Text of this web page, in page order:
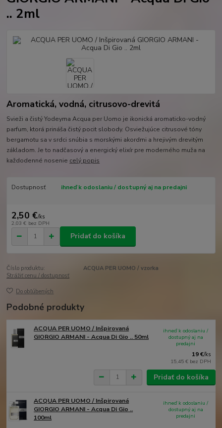
.. 2ml
Aromatická, vodná, citrusovo-drevitá
Svieži a čistý Yodeyma Acqua per Uomo je ikonická aromaticko-vodný
parfum, ktorá prináša čistý pocit slobody. Osviežujúce citrusové tóny
bergamotu sa v srdci snúbia s morskými akordmi a hrejivým drevitým
základom. Je to nadčasový a energický elixír pre moderného muža na
každodenné nosenie celý popis
Dostupnosť ihneď k odoslaniu / dostupný aj na predajni
2,50 €/ks
2,03 € bez DPH
Pridať do košíka
Číslo produktu:
ACQUA PER UOMO / vzorka
Strážiť cenu / dostupnosť
Do obľúbených
Podobné produkty
ACQUA PER UOMO / Inšpirovaná
GIORGIO ARMANI - Acqua Di Gio .. 50ml
19 €/ks
15,45 € bez DPH
ihneď k odoslaniu /
dostupný aj na
predajni
Pridať do košíka
ACQUA PER UOMO / Inšpirovaná
GIORGIO ARMANI - Acqua Di Gio ..
100ml
ihneď k odoslaniu /
dostupný aj na
predajni